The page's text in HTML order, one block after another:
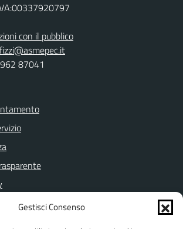
Gestisci Consenso
con il pubblico
87041